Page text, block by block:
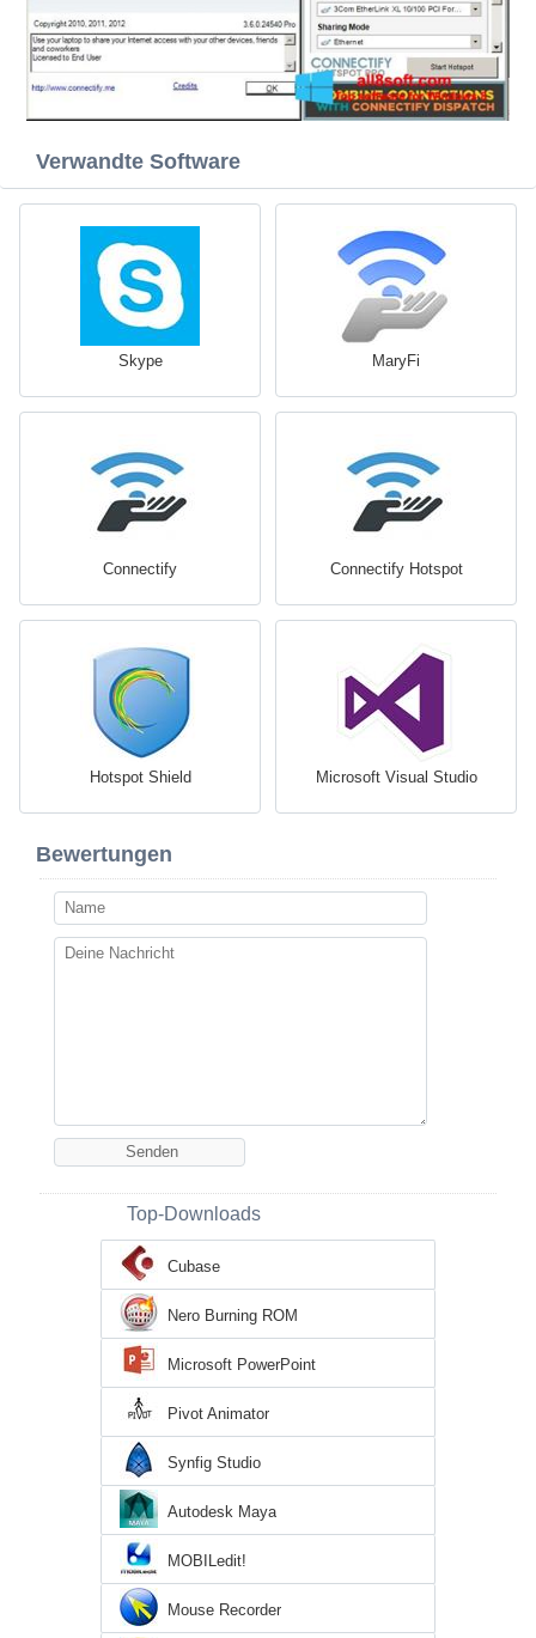
Verwandte Software
Skype MaryFi
Connectify Connectify Hotspot
Hotspot Shield Microsoft Visual Studio
Bewertungen
Top-Downloads
Cubase
Nero Burning ROM
Microsoft PowerPoint
Pivot Animator
Synfig Studio
Autodesk Maya
MOBILedit!
Mouse Recorder